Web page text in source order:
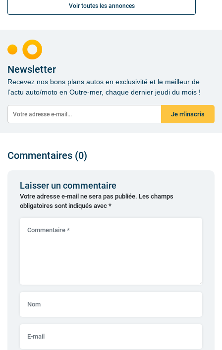
Voir toutes les annonces
Newsletter
Recevez nos bons plans autos en exclusivité et le meilleur de
l’actu auto/moto en Outre-mer, chaque dernier jeudi du mois !
Je m'inscris
Commentaires (0)
Laisser un commentaire
Votre adresse e-mail ne sera pas publiée. Les champs
obligatoires sont indiqués avec *